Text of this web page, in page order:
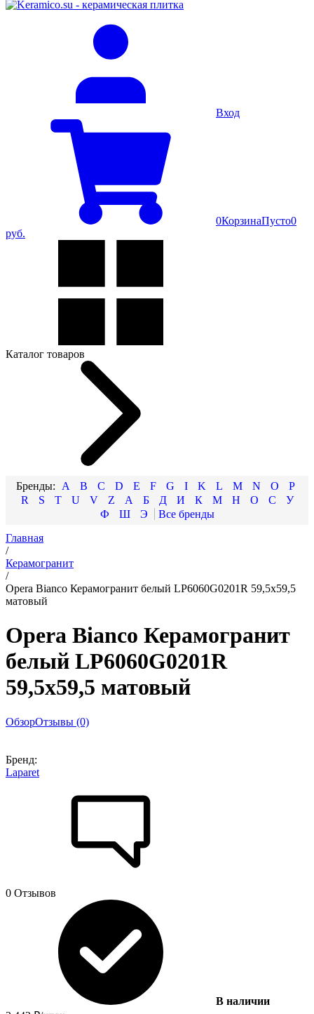
Вход
0КорзинаПусто0
руб.
Каталог товаров
A B C D E F G I K L M N O
P
R
S T U V Z А Б Д И К М Н О С
У
Ф
Ш
Э
Главная
/
Керамогранит
/
Opera Bianco Керамогранит белый LP6060G0201R 59,5х59,5
матовый
Opera Bianco Керамогранит
белый LP6060G0201R
59,5х59,5 матовый
ОбзорОтзывы (0)
Бренд:
Laparet
0 Отзывов
В наличии